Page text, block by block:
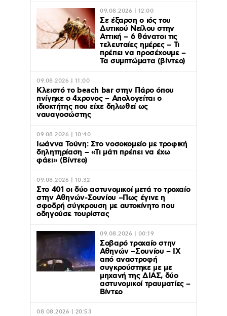
09.08.2026 | 12:00
Σε έξαρση ο ιός του
Δυτικού Νείλου στην
Αττική – 6 θάνατοι τις
τελευταίες ημέρες – Τι
πρέπει να προσέχουμε –
Τα συμπτώματα (βίντεο)
09.08.2026 | 11:00
Κλειστό το beach bar στην Πάρο όπου
πνίγηκε ο 4χρονος – Απολογείται ο
ιδιοκτήτης που είχε δηλωθεί ως
ναυαγοσώστης
09.08.2026 | 10:40
Ιωάννα Τούνη: Στο νοσοκομείο με τροφική
δηλητηρίαση – «Τι μάτι πρέπει να έχω
φάει» (Βίντεο)
09.08.2026 | 10:32
Στο 401 οι δύο αστυνομικοί μετά το τροχαίο
στην Αθηνών-Σουνίου –Πως έγινε η
σφοδρή σύγκρουση με αυτοκίνητο που
οδηγούσε τουρίστας
09.08.2026 | 00:19
Σοβαρό τροχαίο στην
Αθηνών –Σουνίου – ΙΧ
από αναστροφή
συγκρούστηκε με με
μηχανή της ΔΙΑΣ, δύο
αστυνομικοί τραυματίες –
Βίντεο
08.08.2026 | 20:53